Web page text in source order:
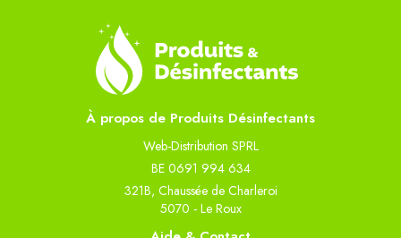
À propos de Produits Désinfectants
Web-Distribution SPRL
BE 0691 994 634
321B, Chaussée de Charleroi
5070 - Le Roux